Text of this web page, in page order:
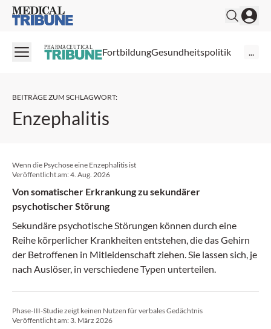
Medical Tribune
PHARMACEUTICAL FortbildungGesundheitspolitik ...
BEITRÄGE ZUM SCHLAGWORT:
Enzephalitis
Wenn die Psychose eine Enzephalitis ist
Veröffentlicht am:4. Aug. 2026
Von somatischer Erkrankung zu sekundärer
psychotischer Störung
Sekundäre psychotische Störungen können durch eine
Reihe körperlicher Krankheiten entstehen, die das Gehirn
der Betroffenen in Mitleidenschaft ziehen. Sie lassen sich, je
nach Auslöser, in verschiedene Typen unterteilen.
Phase-III-Studie zeigt keinen Nutzen für verbales Gedächtnis
Veröffentlicht am: 3. März 2026